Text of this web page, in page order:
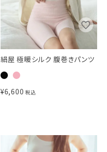
絹屋 極暖シルク 腹巻きパンツ
¥6,600 税込